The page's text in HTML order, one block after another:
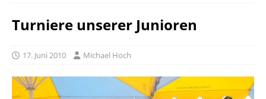
Turniere unserer Junioren
17. Juni 2010 Michael Hoch